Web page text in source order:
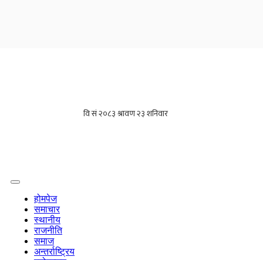
होमपेज
समाचार
स्थानीय
राजनीति
समाज
अन्तर्राष्ट्रिय